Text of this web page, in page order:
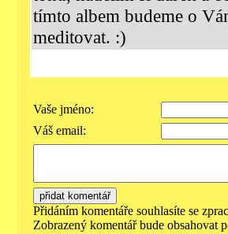
tímto albem budeme o
meditovat. :)
Vaše jméno:
Váš email:
Přidáním komentáře souhlasíte se
Zobrazený komentář bude obsahovat